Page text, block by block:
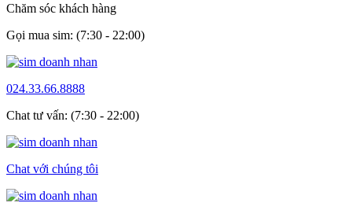
Chăm sóc khách hàng
Gọi mua sim: (7:30 - 22:00)
024.33.66.8888
Chat tư vấn: (7:30 - 22:00)
Chat với chúng tôi